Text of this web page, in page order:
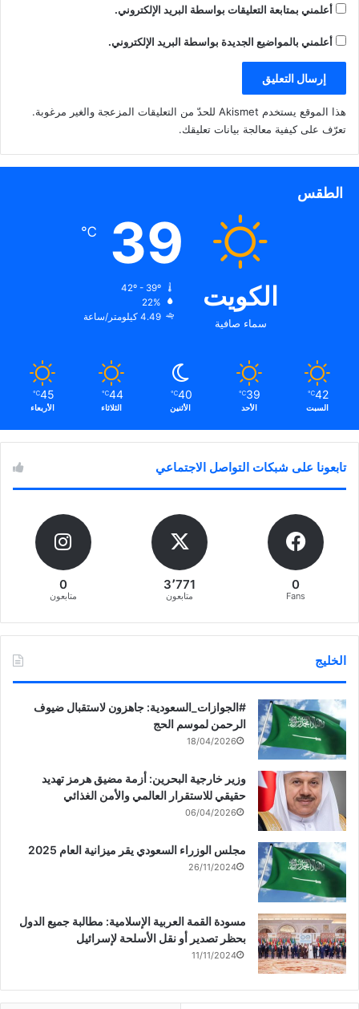
أعلمني بمتابعة التعليقات بواسطة البريد الإلكتروني.
أعلمني بالمواضيع الجديدة بواسطة البريد الإلكتروني.
هذا الموقع يستخدم Akismet للحدّ من التعليقات المزعجة والغير مرغوبة.
تعرّف على كيفية معالجة بيانات تعليقك.
الطقس
الكويت
سماء صافية
39
℃
22%
4.49 كيلومتر/ساعة
42
℃
السبت
39
℃
الأحد
40
℃
الأثنين
44
℃
الثلاثاء
45
℃
الأربعاء
تابعونا على شبكات التواصل الاجتماعي
0
Fans
3٬771
متابعون
0
متابعون
الخليج
‏‎#الجوازات_السعودية: جاهزون لاستقبال ضيوف
الرحمن لموسم الحج
18/04/2026
وزير خارجية البحرين: أزمة مضيق هرمز تهديد
حقيقي للاستقرار العالمي والأمن الغذائي
06/04/2026
مجلس الوزراء السعودي يقر ميزانية العام 2025
26/11/2024
مسودة القمة العربية الإسلامية: مطالبة جميع الدول
بحظر تصدير أو نقل الأسلحة لإسرائيل
11/11/2024